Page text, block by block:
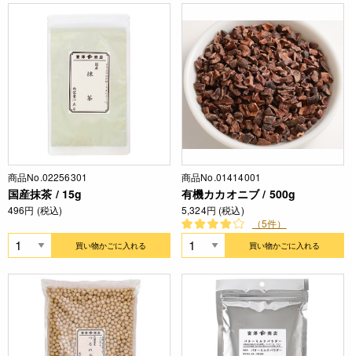
商品No.02256301
国産抹茶 / 15g
496円 (税込)
買い物かごに入れる
商品No.01414001
有機カカオニブ / 500g
5,324円 (税込)
（5件）
買い物かごに入れる